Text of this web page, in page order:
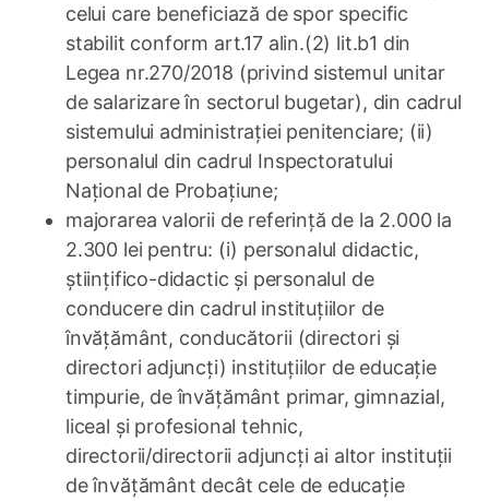
celui care beneficiază de spor specific
stabilit conform art.17 alin.(2) lit.b1 din
Legea nr.270/2018 (privind sistemul unitar
de salarizare în sectorul bugetar), din cadrul
sistemului administrației penitenciare; (ii)
personalul din cadrul Inspectoratului
Național de Probațiune;
majorarea valorii de referință de la 2.000 la
2.300 lei pentru: (i) personalul didactic,
ştiinţifico-didactic și personalul de
conducere din cadrul instituțiilor de
învățământ, conducătorii (directori și
directori adjuncți) instituțiilor de educație
timpurie, de învățământ primar, gimnazial,
liceal și profesional tehnic,
directorii/directorii adjuncți ai altor instituții
de învățământ decât cele de educație